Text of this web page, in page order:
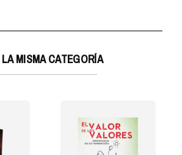
LA MISMA CATEGORÍA